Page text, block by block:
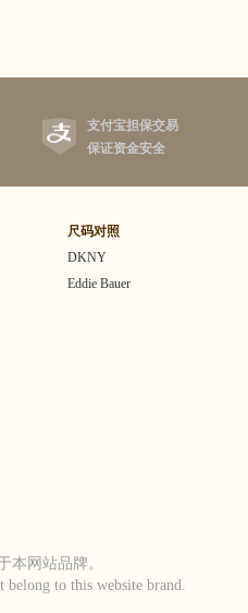
支付宝担保交易
保证资金安全
尺码对照
DKNY
Eddie Bauer
本网站品牌。
to this website brand.